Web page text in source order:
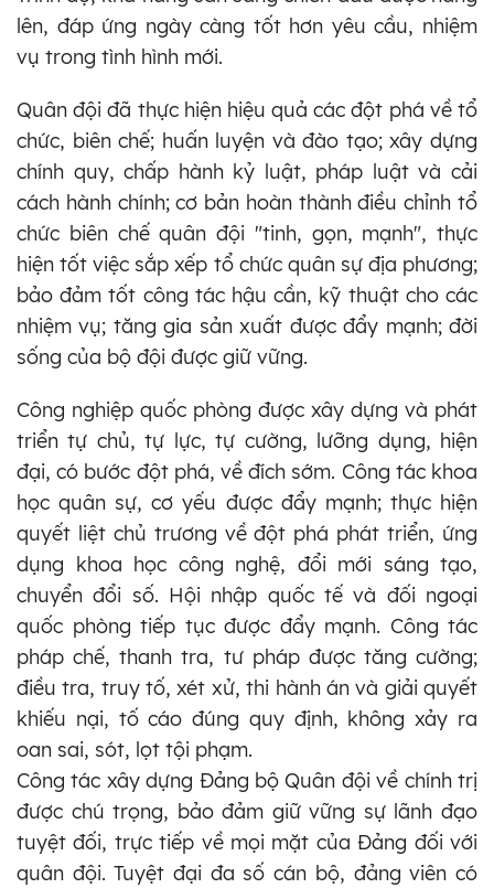
lên, đáp ứng ngày càng tốt hơn yêu cầu, nhiệm
vụ trong tình hình mới.
Quân đội đã thực hiện hiệu quả các đột phá về tổ
chức, biên chế; huấn luyện và đào tạo; xây dựng
chính quy, chấp hành kỷ luật, pháp luật và cải
cách hành chính; cơ bản hoàn thành điều chỉnh tổ
chức biên chế quân đội "tinh, gọn, mạnh", thực
hiện tốt việc sắp xếp tổ chức quân sự địa phương;
bảo đảm tốt công tác hậu cần, kỹ thuật cho các
nhiệm vụ; tăng gia sản xuất được đẩy mạnh; đời
sống của bộ đội được giữ vững.
Công nghiệp quốc phòng được xây dựng và phát
triển tự chủ, tự lực, tự cường, lưỡng dụng, hiện
đại, có bước đột phá, về đích sớm. Công tác khoa
học quân sự, cơ yếu được đẩy mạnh; thực hiện
quyết liệt chủ trương về đột phá phát triển, ứng
dụng khoa học công nghệ, đổi mới sáng tạo,
chuyển đổi số. Hội nhập quốc tế và đối ngoại
quốc phòng tiếp tục được đẩy mạnh. Công tác
pháp chế, thanh tra, tư pháp được tăng cường;
điều tra, truy tố, xét xử, thi hành án và giải quyết
khiếu nại, tố cáo đúng quy định, không xảy ra
oan sai, sót, lọt tội phạm.
Công tác xây dựng Đảng bộ Quân đội về chính trị
được chú trọng, bảo đảm giữ vững sự lãnh đạo
tuyệt đối, trực tiếp về mọi mặt của Đảng đối với
quân đội. Tuyệt đại đa số cán bộ, đảng viên có